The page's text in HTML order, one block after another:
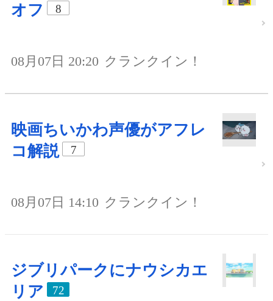
オフ
8
08月07日 20:20 クランクイン！
映画ちいかわ声優がアフレ
コ解説
7
08月07日 14:10 クランクイン！
ジブリパークにナウシカエ
リア
72